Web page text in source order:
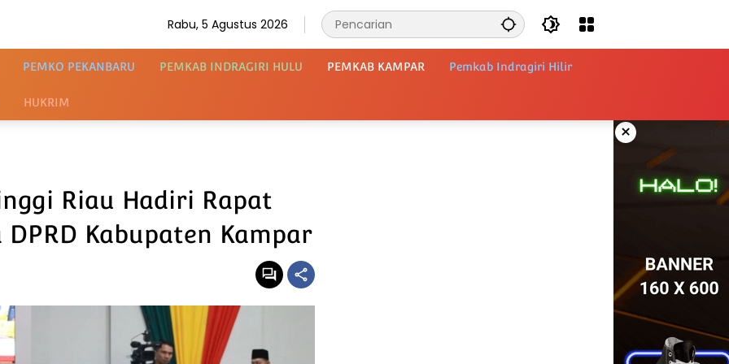
Rabu, 5 Agustus 2026
PEMKO PEKANBARU PEMKAB INDRAGIRI HULU PEMKAB KAMPAR Pemkab Indragiri Hilir
HUKRIM
×
Riau Hadiri Rapat
Kabupaten Kampar